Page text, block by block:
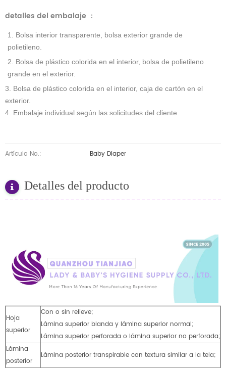
detalles del embalaje ：
1. Bolsa interior transparente, bolsa exterior grande de
polietileno.
2. Bolsa de plástico colorida en el interior, bolsa de polietileno
grande en el exterior.
3. Bolsa de plástico colorida en el interior, caja de cartón en el
exterior.
4. Embalaje individual según las solicitudes del cliente.
Artículo No.: Baby Diaper
Detalles del producto
Hoja
superior
Con o sin relieve;
Lámina superior blanda y lámina superior normal;
Lámina superior perforada o lámina superior no perforada;
Lámina
posterior
Lámina posterior transpirable con textura similar a la tela;